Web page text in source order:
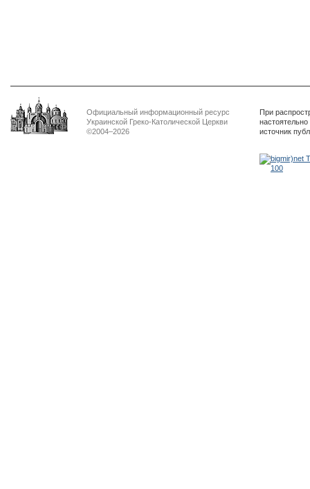
Официальный информационный ресурс
Украинской Греко-Католической Церкви
©2004–2026
При
источник